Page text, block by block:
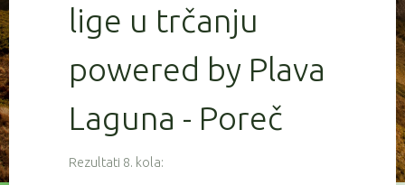
lige u trčanju
powered by Plava
Laguna - Poreč
Rezultati 8. kola: